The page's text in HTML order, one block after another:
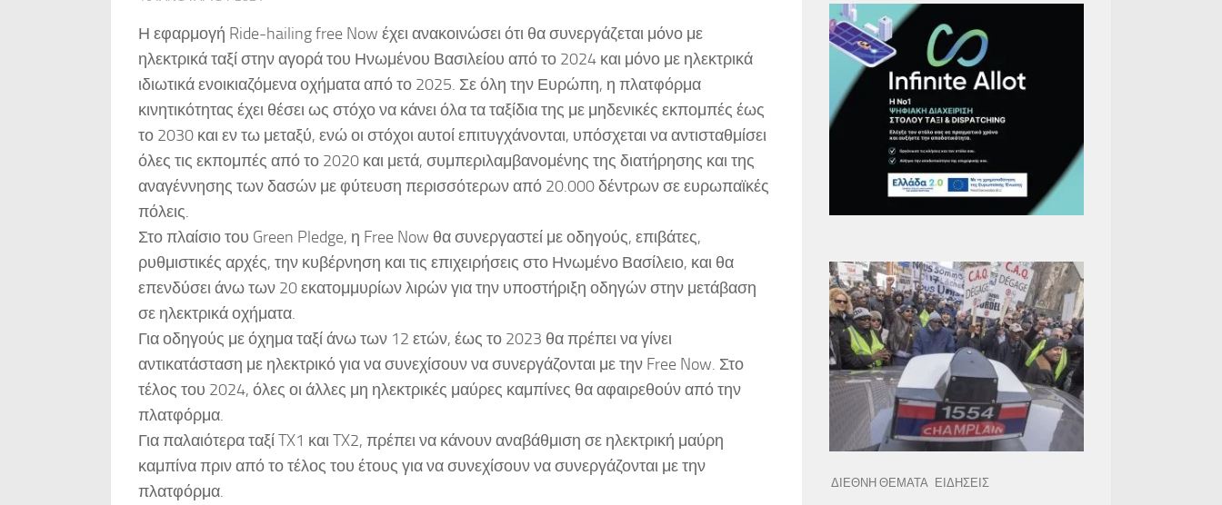
Η εφαρμογή Ride-hailing free Now έχει ανακοινώσει ότι θα συνεργάζεται μόνο με
ηλεκτρικά ταξί στην αγορά του Ηνωμένου Βασιλείου από το 2024 και μόνο με ηλεκτρικά
ιδιωτικά ενοικιαζόμενα οχήματα από το 2025. Σε όλη την Ευρώπη, η πλατφόρμα
κινητικότητας έχει θέσει ως στόχο να κάνει όλα τα ταξίδια της με μηδενικές εκπομπές έως
το 2030 και εν τω μεταξύ, ενώ οι στόχοι αυτοί επιτυγχάνονται, υπόσχεται να αντισταθμίσει
όλες τις εκπομπές από το 2020 και μετά, συμπεριλαμβανομένης της διατήρησης και της
αναγέννησης των δασών με φύτευση περισσότερων από 20.000 δέντρων σε ευρωπαϊκές
πόλεις.
Στο πλαίσιο του Green Pledge, η Free Now θα συνεργαστεί με οδηγούς, επιβάτες,
ρυθμιστικές αρχές, την κυβέρνηση και τις επιχειρήσεις στο Ηνωμένο Βασίλειο, και θα
επενδύσει άνω των 20 εκατομμυρίων λιρών για την υποστήριξη οδηγών στην μετάβαση
σε ηλεκτρικά οχήματα.
Για οδηγούς με όχημα ταξί άνω των 12 ετών, έως το 2023 θα πρέπει να γίνει
αντικατάσταση με ηλεκτρικό για να συνεχίσουν να συνεργάζονται με την Free Now. Στο
τέλος του 2024, όλες οι άλλες μη ηλεκτρικές μαύρες καμπίνες θα αφαιρεθούν από την
πλατφόρμα.
Για παλαιότερα ταξί TX1 και TX2, πρέπει να κάνουν αναβάθμιση σε ηλεκτρική μαύρη
καμπίνα πριν από το τέλος του έτους για να συνεχίσουν να συνεργάζονται με την
πλατφόρμα.
ΔΙΕΘΝΗ ΘΕΜΑΤΑ ΕΙΔΗΣΕΙΣ